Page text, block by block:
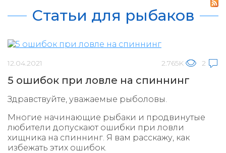
Статьи для рыбаков
12.04.2021 2.765K 2
5 ошибок при ловле на спиннинг
Здравствуйте, уважаемые рыболовы.
Многие начинающие рыбаки и продвинутые
любители допускают ошибки при ловли
хищника на спиннинг. Я вам расскажу, как
избежать этих ошибок.